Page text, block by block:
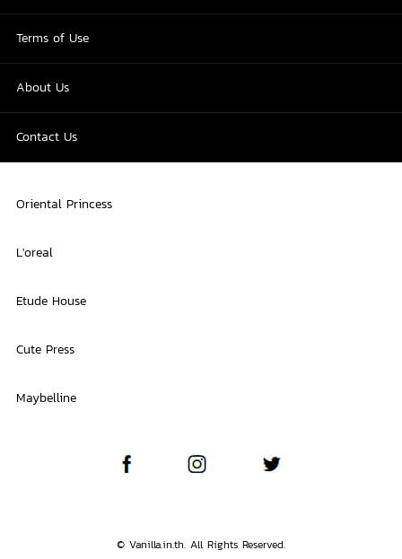
Terms of Use
About Us
Contact Us
Oriental Princess
L'oreal
Etude House
Cute Press
Maybelline
© Vanilla.in.th. All Rights Reserved.